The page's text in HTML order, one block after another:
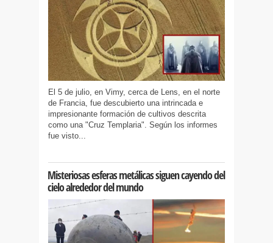
El 5 de julio, en Vimy, cerca de Lens, en el norte
de Francia, fue descubierto una intrincada e
impresionante formación de cultivos descrita
como una "Cruz Templaria". Según los informes
fue visto...
Misteriosas esferas metálicas siguen cayendo del
cielo alrededor del mundo